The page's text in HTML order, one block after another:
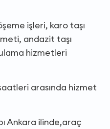
işleri, karo taşı
andazit taşı
hizmetleri
arasında hizmet
Ankara ilinde,araç